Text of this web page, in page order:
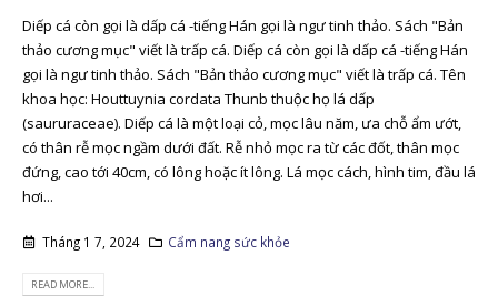
Diếp cá còn gọi là dấp cá -tiếng Hán gọi là ngư tinh thảo. Sách "Bản
thảo cương mục" viết là trấp cá. Diếp cá còn gọi là dấp cá -tiếng Hán
gọi là ngư tinh thảo. Sách "Bản thảo cương mục" viết là trấp cá. Tên
khoa học: Houttuynia cordata Thunb thuộc họ lá dấp
(saururaceae). Diếp cá là một loại cỏ, mọc lâu năm, ưa chỗ ẩm ướt,
có thân rễ mọc ngầm dưới đất. Rễ nhỏ mọc ra từ các đốt, thân mọc
đứng, cao tới 40cm, có lông hoặc ít lông. Lá mọc cách, hình tim, đầu lá
hơi...
Tháng 1 7, 2024 Cẩm nang sức khỏe
READ MORE...